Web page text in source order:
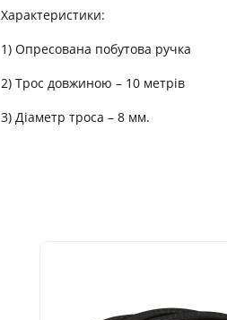
Характеристики:
1) Опресована побутова ручка
2) Трос довжиною – 10 метрів
3) Діаметр троса – 8 мм.